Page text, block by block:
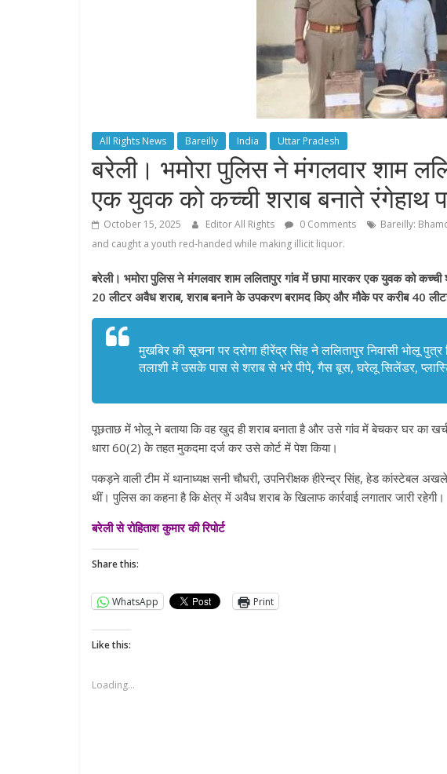
All Rights News Bareilly India Uttar Pradesh
बरेली। भमोरा पुलिस ने मंगलवार शाम
एक युवक को कच्ची शराब बनाते रंगेहाथ
October 15, 2025 Editor All Rights 0 Comments
Bareilly:
and caught a youth red-handed while making illicit liquor.
बरेली। भमोरा पुलिस ने मंगलवार शाम ललितापुर गांव में छापा मारकर एक युवक को
20 लीटर अवैध शराब, शराब बनाने के उपकरण बरामद किए और मौके पर करीब 40
मुखबिर की सूचना पर दरोगा हीरेंद्र सिंह ने ललितापुर निवासी भोलू
तलाशी में उसके पास से शराब से भरे पीपे, गैस बूस, घरेलू सिलेंडर,
पूछताछ में भोलू ने बताया कि वह खुद ही शराब बनाता है और उसे गांव में बेचकर घर का
धारा 60(2) के तहत मुकदमा दर्ज कर उसे कोर्ट में पेश किया।
पकड़ने वाली टीम में थानाध्यक्ष सनी चौधरी, उपनिरीक्षक हीरेन्द्र सिंह, हेड कांस्टेबल
थीं। पुलिस का कहना है कि क्षेत्र में अवैध शराब के खिलाफ कार्रवाई लगातार जारी रहेगी।
बरेली से रोहिताश कुमार की रिपोर्ट
Share this:
WhatsApp Print
Like this:
Loading...